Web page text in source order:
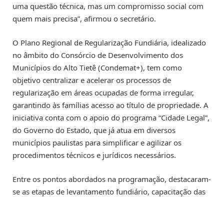
uma questão técnica, mas um compromisso social com
quem mais precisa”, afirmou o secretário.
O Plano Regional de Regularização Fundiária, idealizado
no âmbito do Consórcio de Desenvolvimento dos
Municípios do Alto Tietê (Condemat+), tem como
objetivo centralizar e acelerar os processos de
regularização em áreas ocupadas de forma irregular,
garantindo às famílias acesso ao título de propriedade. A
iniciativa conta com o apoio do programa “Cidade Legal”,
do Governo do Estado, que já atua em diversos
municípios paulistas para simplificar e agilizar os
procedimentos técnicos e jurídicos necessários.
Entre os pontos abordados na programação, destacaram-
se as etapas de levantamento fundiário, capacitação das